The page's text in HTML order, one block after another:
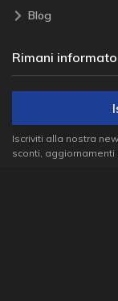
Blog
Rimani informato
Iscriviti alla nostra
sconti,